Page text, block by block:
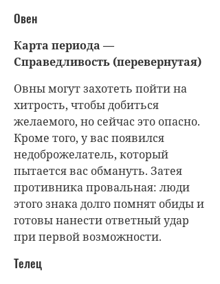
Овен
Карта периода —
Справедливость (перевернутая)
Овны могут захотеть пойти на
хитрость, чтобы добиться
желаемого, но сейчас это опасно.
Кроме того, у вас появился
недоброжелатель, который
пытается вас обмануть. Затея
противника провальная: люди
этого знака долго помнят обиды и
готовы нанести ответный удар
при первой возможности.
Телец